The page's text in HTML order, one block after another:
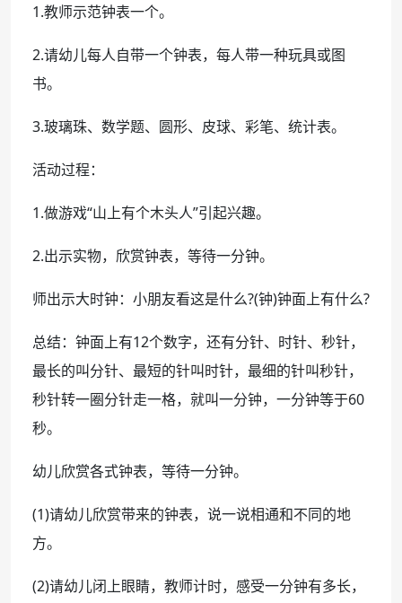
1.教师示范钟表一个。
2.请幼儿每人自带一个钟表，每人带一种玩具或图
书。
3.玻璃珠、数学题、圆形、皮球、彩笔、统计表。
活动过程：
1.做游戏“山上有个木头人”引起兴趣。
2.出示实物，欣赏钟表，等待一分钟。
师出示大时钟：小朋友看这是什么?(钟)钟面上有什么?
总结：钟面上有12个数字，还有分针、时针、秒针，
最长的叫分针、最短的针叫时针，最细的针叫秒针，
秒针转一圈分针走一格，就叫一分钟，一分钟等于60
秒。
幼儿欣赏各式钟表，等待一分钟。
(1)请幼儿欣赏带来的钟表，说一说相通和不同的地
方。
(2)请幼儿闭上眼睛，教师计时，感受一分钟有多长，